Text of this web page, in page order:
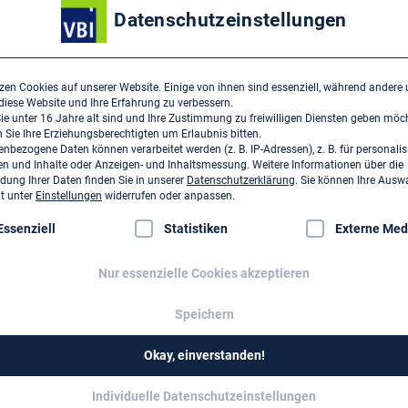
Corso Garibaldi 86
Dieses Unternehmen ist ein
Drees & Sommer SE ›
Obere Waldplätze 13
D-70569 Stuttgart
Datenschutzeinstellungen
Cookies auf unserer Website. Einige von ihnen sind essenziell, während andere
Website und Ihre Erfahrung zu verbessern.
unter 16 Jahre alt sind und Ihre Zustimmung zu freiwilligen Diensten geben
Sie Ihre Erziehungsberechtigten um Erlaubnis bitten.
Daten können verarbeitet werden (z. B. IP-Adressen), z. B. für
und Inhalte oder Anzeigen- und Inhaltsmessung. Weitere Informationen über die
Ihrer Daten finden Sie in unserer Datenschutzerklärung. Sie können Ihre
unter Einstellungen widerrufen oder anpassen.
eine Liste der Service-Gruppen, für die eine Einwilligung
Statistiken Externe
Nur essenzielle Cookies akzeptieren
Speichern
Okay, einverstanden!
Individuelle Datenschutzeinstellungen